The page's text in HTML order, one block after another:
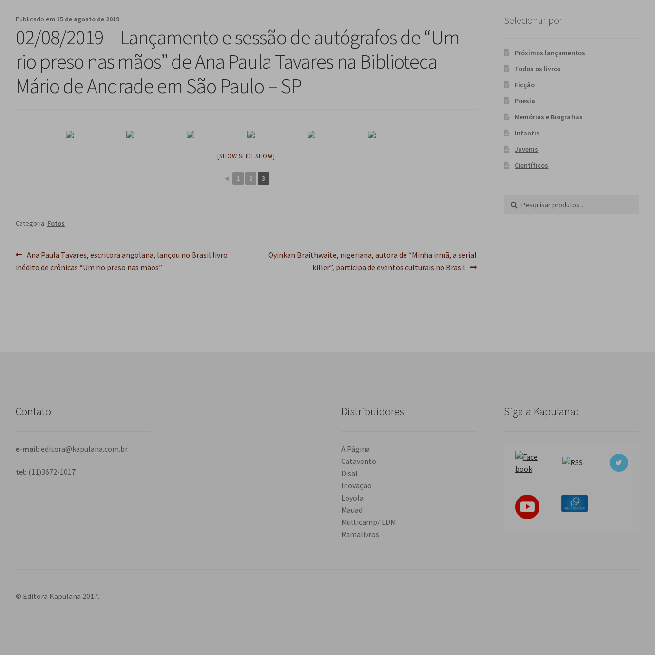
Publicado em 15 de agosto de 2019
02/08/2019 – Lançamento e sessão de autógrafos de “Um
rio preso nas mãos” de Ana Paula Tavares na Biblioteca
Mário de Andrade em São Paulo – SP
[SHOW SLIDESHOW]
◄ 1 2 3
Categoria: Fotos
Navegação
de
Post
anterior:
Ana Paula Tavares, escritora angolana, lançou no Brasil livro
inédito de crônicas “Um rio preso nas mãos”
Próximo
Oyinkan Braithwaite, nigeriana, autora de “Minha irmã, a serial
killer”, participa de eventos culturais no Brasil
Selecionar por
Próximos lançamentos
Todos os livros
Ficção
Poesia
Memórias e Biografias
Infantis
Juvenis
Científicos
Pesquisar
Contato
e-mail: editora@kapulana.com.br
tel: (11)3672-1017
Distribuidores
A Página
Catavento
Disal
Inovação
Loyola
Mauad
Multicamp/ LDM
Ramalivros
Siga a Kapulana:
© Editora Kapulana 2017.